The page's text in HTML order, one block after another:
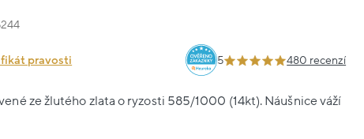
pravosti 5 480 recenzí
ze žlutého zlata o ryzosti 585/1000 (14kt). Náušnice váží